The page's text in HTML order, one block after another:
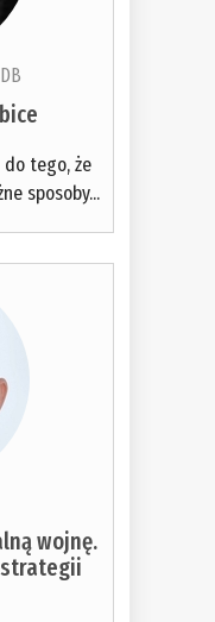
tego, że
sposoby...
wojnę.